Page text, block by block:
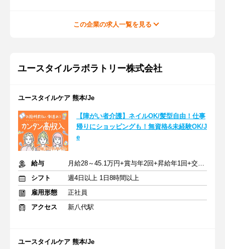
この企業の求人一覧を見る
ユースタイルラボラトリー株式会社
ユースタイルケア 熊本/Je
【障がい者介護】ネイルOK/髪型自由！仕事
帰りにショッピングも！無資格&未経験OK/J
e
給与
月給28～45.1万円+賞与年2回+昇給年1回+交通費全額
シフト
週4日以上 1日8時間以上
雇用形態
正社員
アクセス
新八代駅
ユースタイルケア 熊本/Je